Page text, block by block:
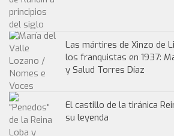
Las mártires de Xinzo de
los franquistas en 1937:
y Salud Torres Díaz
El castillo de la tiránica
su leyenda